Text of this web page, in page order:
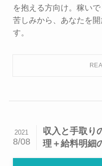
を抱える方向け。稼い
苦しみから、あなたを
す。
収入と手取り
理＋給料明細
2021
8/08